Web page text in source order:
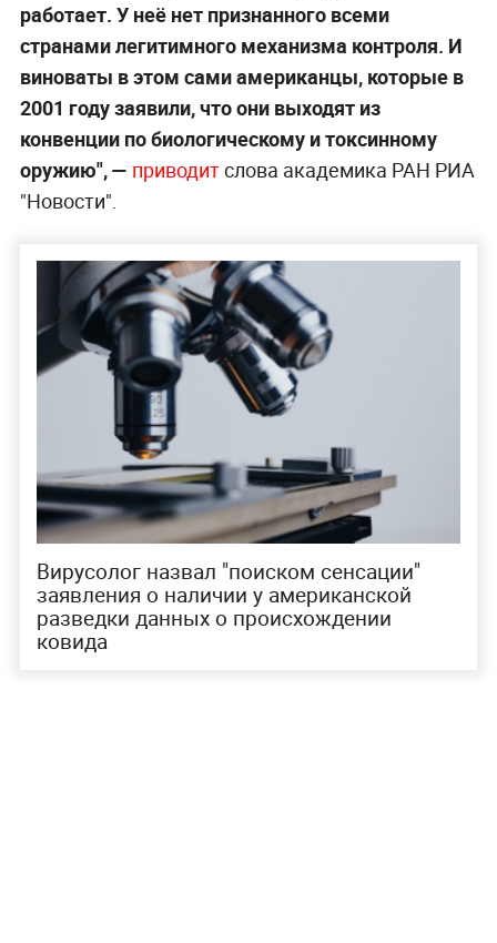
работает. У неё нет признанного всеми
странами легитимного механизма контроля. И
виноваты в этом сами американцы, которые в
2001 году заявили, что они выходят из
конвенции по биологическому и токсинному
оружию", — приводитслова академика РАН РИА
"Новости".
Вирусолог назвал "поиском сенсации"
заявления о наличии у американской
разведки данных о происхождении
ковида